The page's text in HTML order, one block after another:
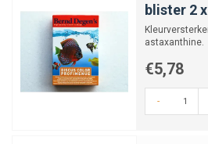
blister 2
astaxanthine.
€5,78
-